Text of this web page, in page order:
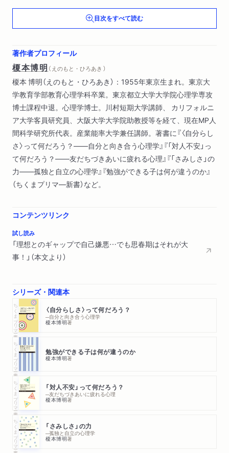
国際比較によれば日本の若者の自己肯定感は極端に低い／ここ
で浮上する３つの疑問／海外と違うと日本に問題ありとする図
式が問題／データを真に受けることで気持ちが萎縮してしまう
に目を向ければ謎が解ける／他のデータと照らし合わせること
で見えてくるもの／自己コントロールできる日本人、できない
アメリカ人／自己肯定感の得点が低くてもまったく問題ない
第３章 自己肯定感はどのように測定されるのか？
自己肯定感という言葉のあいまいさ／自己肯定感って何だろ
う？／自尊感情という言葉の意味／自己肯定感はきわめて主観
的なもの／自己肯定感には向上心も含まれるべき／自尊感情は
このように測定される／自尊感情尺度には文化的要因が反映さ
れない／自己肯定感尺度の開発と自己満足の意味／国際比較調
査における自己肯定感のとらえ方／自己嫌悪は向上心のあらわ
なる／国際比較調査のデータが意味するもの／自己肯定したが
は文化により異なる
第４章 ほめられても真の自己肯定感は高まらない
上手と言うが……／ほめる教育・ほめる子育てで自己肯定感は
高まったか？／なぜほめても自己肯定感が高まらないのか？／
「なぜ先生は叱ってくれないの？」／ほめる教育・ほめる子育て
は他人の評価に依存する心をつくる／自己肯定感は安定的なも
のであるはず／できれば上がり、できなければ下がる、それは
自己肯定感とは言えない／心理学の世界における自己肯定感の
安定性についての議論／ほめられてばかりではメタ認知が機能
しなくなる／ほめるばかりでは自己コントロール力が身につき
にくい
第５章 ほんとうに大切なことに目を向けよう
ほんとうの自己肯定感とは？／自己肯定感の心理メカニズムは
文化によって異なる／自己肯定感を高める教育への違和感／小
目次をすべて読む
著作者プロフィール
榎本博明 （ えのもと・ひろあき ）
榎本 博明（えのもと・ひろあき）：1955年東京生まれ。東京大
学教育学部教育心理学科卒業。東京都立大学大学院心理学専攻
博士課程中退。心理学博士。川村短期大学講師、 カリフォルニ
ア大学客員研究員、大阪大学大学院助教授等を経て、現在MP人
間科学研究所代表。産業能率大学兼任講師。著書に『〈自分らし
さ〉って何だろう？――自分と向き合う心理学』『「対人不安」っ
て何だろう？――友だちづきあいに疲れる心理』『「さみしさ」の
力――孤独と自立の心理学』『勉強ができる子は何が違うのか』
（ちくまプリマ―新書）など。
コンテンツリンク
試し読み
「理想とのギャップで自己嫌悪…でも思春期はそれが大
事！」（本文より）
シリーズ・関連本
ちくまプリマー新書 〈自分らしさ〉って何だろう？
─自分と向き合う心理学
榎本博明著
ちくまプリマー新書 勉強ができる子は何が違うのか
榎本博明著
ちくまプリマー新書 「対人不安」って何だろう？
─友だちづきあいに疲れる心理
榎本博明著
ちくまプリマー新書 「さみしさ」の力
─孤独と自立の心理学
榎本博明著